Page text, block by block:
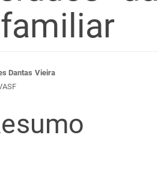
Dantas Vieira